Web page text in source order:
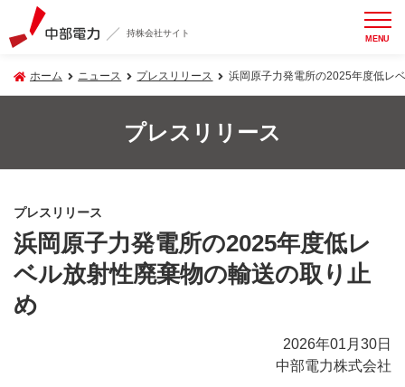
持株会社サイト MENU
ホーム ニュース プレスリリース 浜岡原子力発電所の2025年度低レ
プレスリリース
プレスリリース
浜岡原子力発電所の2025年度低レ
ベル放射性廃棄物の輸送の取り止
め
2026年01月30日
中部電力株式会社